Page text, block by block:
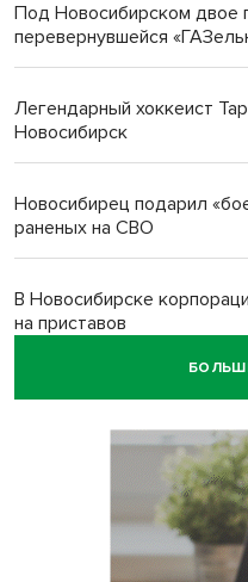
Под Новосибирском двое
перевернувшейся
Легендарный хоккеист
Новосибирск
Новосибирец подарил
раненых на СВО
В Новосибирске
на приставов